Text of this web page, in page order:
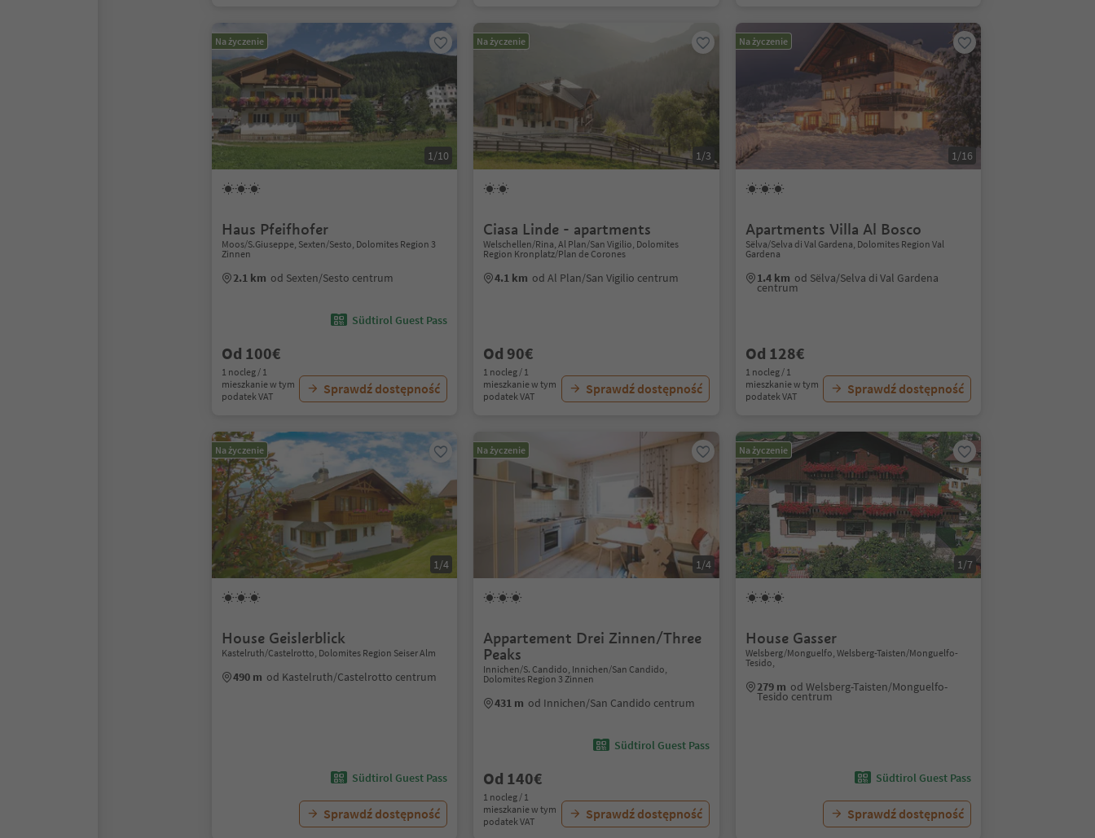
Na życzenie
1/10
Haus Pfeifhofer
Moos/S.Giuseppe, Sexten/Sesto, Dolomites Region 3
Zinnen
2.1 km od Sexten/Sesto centrum
Südtirol Guest Pass
Od 100€
1 nocleg / 1
mieszkanie w tym
podatek VAT
Sprawdź dostępność
Na życzenie
1/3
Ciasa Linde - apartments
Welschellen/Rina, Al Plan/San Vigilio, Dolomites
Region Kronplatz/Plan de Corones
4.1 km od Al Plan/San Vigilio centrum
Od 90€
1 nocleg / 1
mieszkanie w tym
podatek VAT
Sprawdź dostępność
Na życzenie
1/16
Apartments Villa Al Bosco
Sëlva/Selva di Val Gardena, Dolomites Region Val
Gardena
1.4 km od Sëlva/Selva di Val Gardena
centrum
Od 128€
1 nocleg / 1
mieszkanie w tym
podatek VAT
Sprawdź dostępność
Na życzenie
1/4
House Geislerblick
Kastelruth/Castelrotto, Dolomites Region Seiser Alm
490 m od Kastelruth/Castelrotto centrum
Südtirol Guest Pass
Sprawdź dostępność
Na życzenie
1/4
Appartement Drei Zinnen/Three
Peaks
Innichen/S. Candido, Innichen/San Candido,
Dolomites Region 3 Zinnen
431 m od Innichen/San Candido centrum
Südtirol Guest Pass
Od 140€
1 nocleg / 1
mieszkanie w tym
podatek VAT
Sprawdź dostępność
Na życzenie
1/7
House Gasser
Welsberg/Monguelfo, Welsberg-Taisten/Monguelfo-
Tesido,
279 m od Welsberg-Taisten/Monguelfo-
Tesido centrum
Südtirol Guest Pass
Sprawdź dostępność